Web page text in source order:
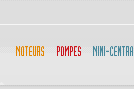
MOTEURS POMPES MINI-